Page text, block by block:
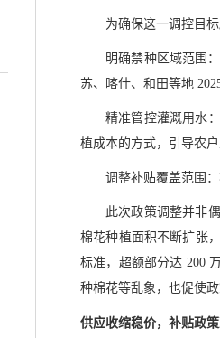
为确保这一调控目
明确禁种区域范围
苏、喀什、和田等地
精准管控灌溉用水
植成本的方式，引导农户
调整补贴覆盖范围
此次政策调整并非
棉花种植面积不断扩张
标准，超额部分达 200
种棉花等乱象，也促使
供应收缩稳价，补贴政